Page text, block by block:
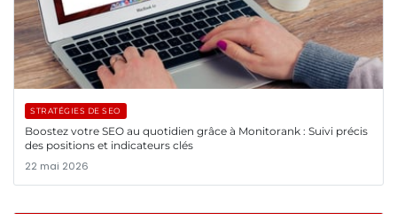
STRATÉGIES DE SEO
Boostez votre SEO au quotidien grâce à Monitorank : Suivi précis
des positions et indicateurs clés
22 mai 2026